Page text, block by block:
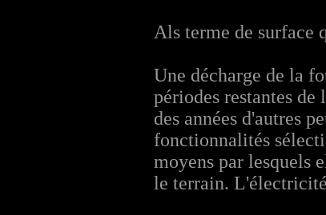
Als terme de surface
Une décharge de la
périodes restantes
des années d'autres
fonctionnalités
moyens par lesquels
le terrain.